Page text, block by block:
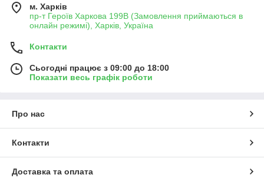
м. Харків
пр-т Героїв Харкова 199B (Замовлення приймаються в
онлайн режимі), Харків, Україна
Контакти
Сьогодні працює з 09:00 до 18:00
Показати весь графік роботи
Про нас
Контакти
Доставка та оплата